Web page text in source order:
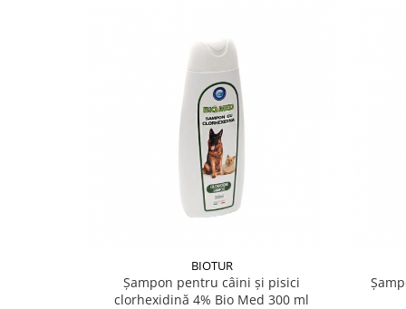
BIOTUR
Șampon pentru câini și pisici
clorhexidină 4% Bio Med 300 ml